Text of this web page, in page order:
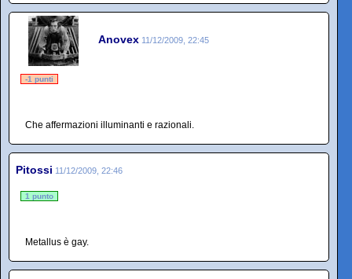
Anovex 11/12/2009, 22:45
-1 punti
Che affermazioni illuminanti e razionali.
Pitossi 11/12/2009, 22:46
1 punto
Metallus è gay.